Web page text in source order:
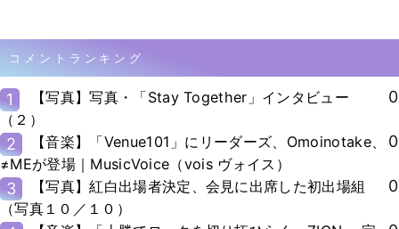
コメントランキング
1
【写真】写真・「Stay Together」インタビュー
（２）
0
2
【音楽】「Venue101」にリーダーズ、Omoinotake、
≠MEが登場｜MusicVoice（vois ヴォイス）
0
3
【写真】紅白出場者決定、会見に出席した初出場組
（写真１０／１０）
0